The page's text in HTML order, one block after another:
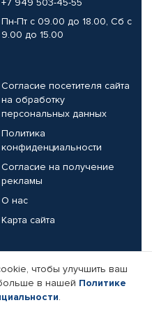
Пн-Пт с 09.00 до 18.00, Сб с
9.00 до 15.00
Согласие посетителя сайта
на обработку
персональных данных
Политика
конфиденциальности
Согласие на получение
рекламы
О нас
Карта сайта
Реквизиты компании
чтобы улучшить ваш
в нашей Политике
.